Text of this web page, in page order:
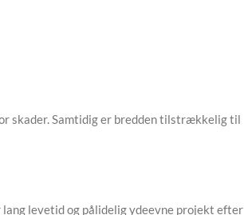
skader. Samtidig er bredden tilstrækkelig til
levetid og pålidelig ydeevne projekt efter